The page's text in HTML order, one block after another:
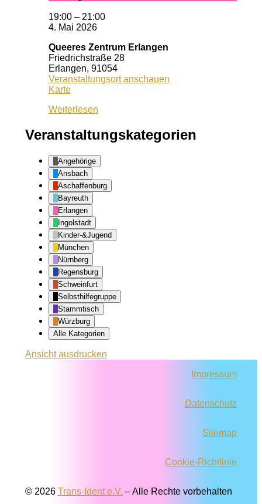
19:00 – 21:00
4. Mai 2026
Queeres Zentrum Erlangen
Friedrichstraße 28
Erlangen, 91054
Veranstaltungsort anschauen
KarteQueeres
Erlangen
Weiterlesen
Veranstaltungskategorien
Angehörige
Ansbach
Aschaffenburg
Bayreuth
Erlangen
Ingolstadt
Kinder-&Jugend
München
Nürnberg
Regensburg
Schweinfurt
Selbsthilfegruppe
Stammtisch
Würzburg
Alle Kategorien
Ansichtausdrucken
Impressum
Datenschutz
Sitemap
Cookie-Richtlinie
© 2026 Trans-Ident e.V. – Alle Rechte vorbehalten